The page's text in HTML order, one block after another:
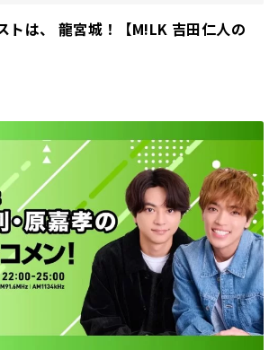
トは、 龍宮城！【M!LK 吉田仁人の